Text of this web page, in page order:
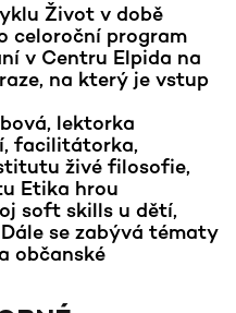
Život v době
celoroční program
v Centru Elpida na
na který je vstup
lektorka
facilitátorka,
živé filosofie,
Etika hrou
soft skills u dětí,
se zabývá tématy
občanské